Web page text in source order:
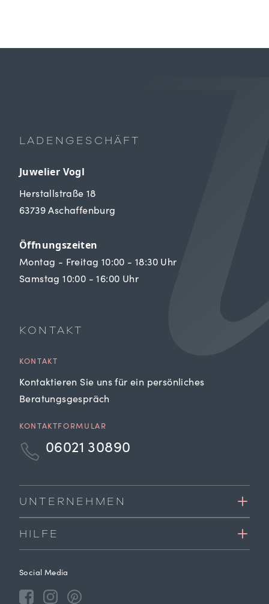
LADENGESCHÄFT
Juwelier Vogl
Herstallstraße 18
63739 Aschaffenburg
Öffnungszeiten
Montag - Freitag 10:00 - 18:30 Uhr
Samstag 10:00 - 16:00 Uhr
KONTAKT
KONTAKT
Kontaktieren Sie uns für ein persönliches
Beratungsgespräch
KONTAKTFORMULAR
06021 30890
UNTERNEHMEN
HILFE
Social Media